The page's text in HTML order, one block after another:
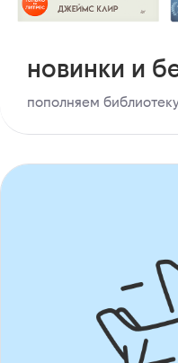
новинки и
пополняем